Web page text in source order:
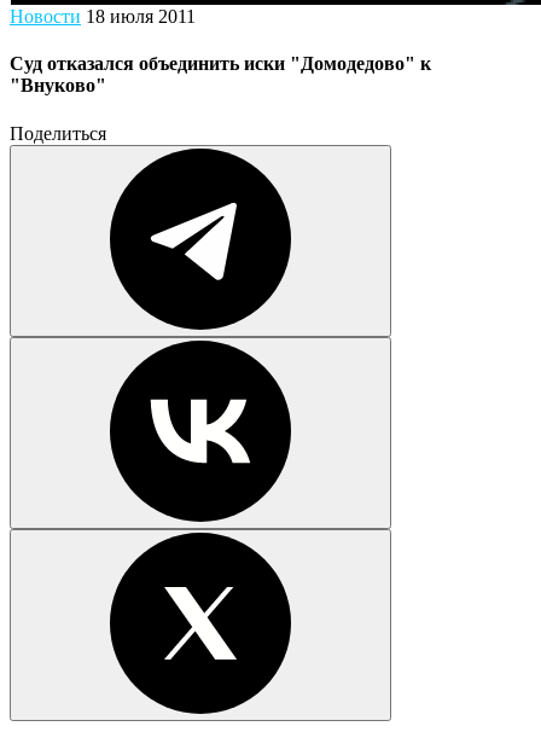
Новости 18 июля 2011
Суд отказался объединить иски "Домодедово" к
"Внуково"
Поделиться